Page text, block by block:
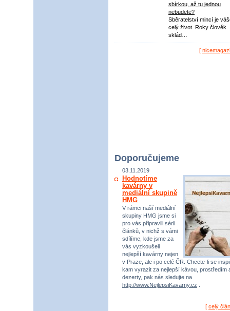
sbírkou, až tu jednou
nebudete?
Sběratelství mincí je
celý život. Roky člověk
sklád…
[
Doporučujeme
03.11.2019
Hodnotíme
kavárny v
mediální skupině
HMG
V rámci naší mediální
skupiny HMG jsme si
pro vás připravili sérii
článků, v nichž s vámi
sdílíme, kde jsme za
vás vyzkoušeli
nejlepší kavárny nejen
v Praze, ale i po celé ČR. Chcete-li se
kam vyrazit za nejlepší kávou, prostředím
dezerty, pak nás sledujte na
http://www.NejlepsiKavarny.cz
[ celý